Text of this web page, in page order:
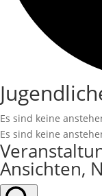
Es sind keine
Es sind keine
Ansichten,